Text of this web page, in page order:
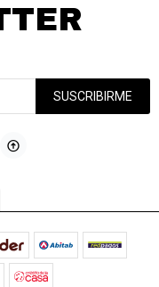
SUSCRIBIRME
